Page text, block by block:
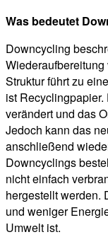
Was bedeutet
Downcycling
Struktur führt zu
ist
verändert und das
Jedoch kann das
anschließend
Downcyclings
nicht einfach
hergestellt werden.
und weniger
Umwelt ist.